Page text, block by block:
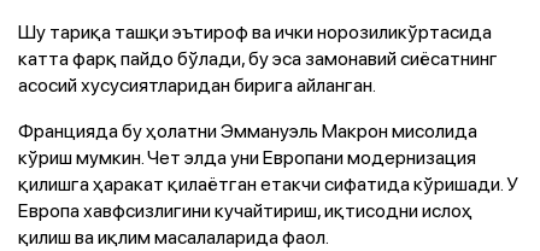
Шу тариқа ташқи эътироф ва ички норозиликўртасида
катта фарқ пайдо бўлади, бу эса замонавий сиёсатнинг
асосий хусусиятларидан бирига айланган.
Францияда бу ҳолатни Эммануэль Макрон мисолида
кўриш мумкин. Чет элда уни Европани модернизация
қилишга ҳаракат қилаётган етакчи сифатида кўришади. У
Европа хавфсизлигини кучайтириш, иқтисодни ислоҳ
қилиш ва иқлим масалаларида фаол.